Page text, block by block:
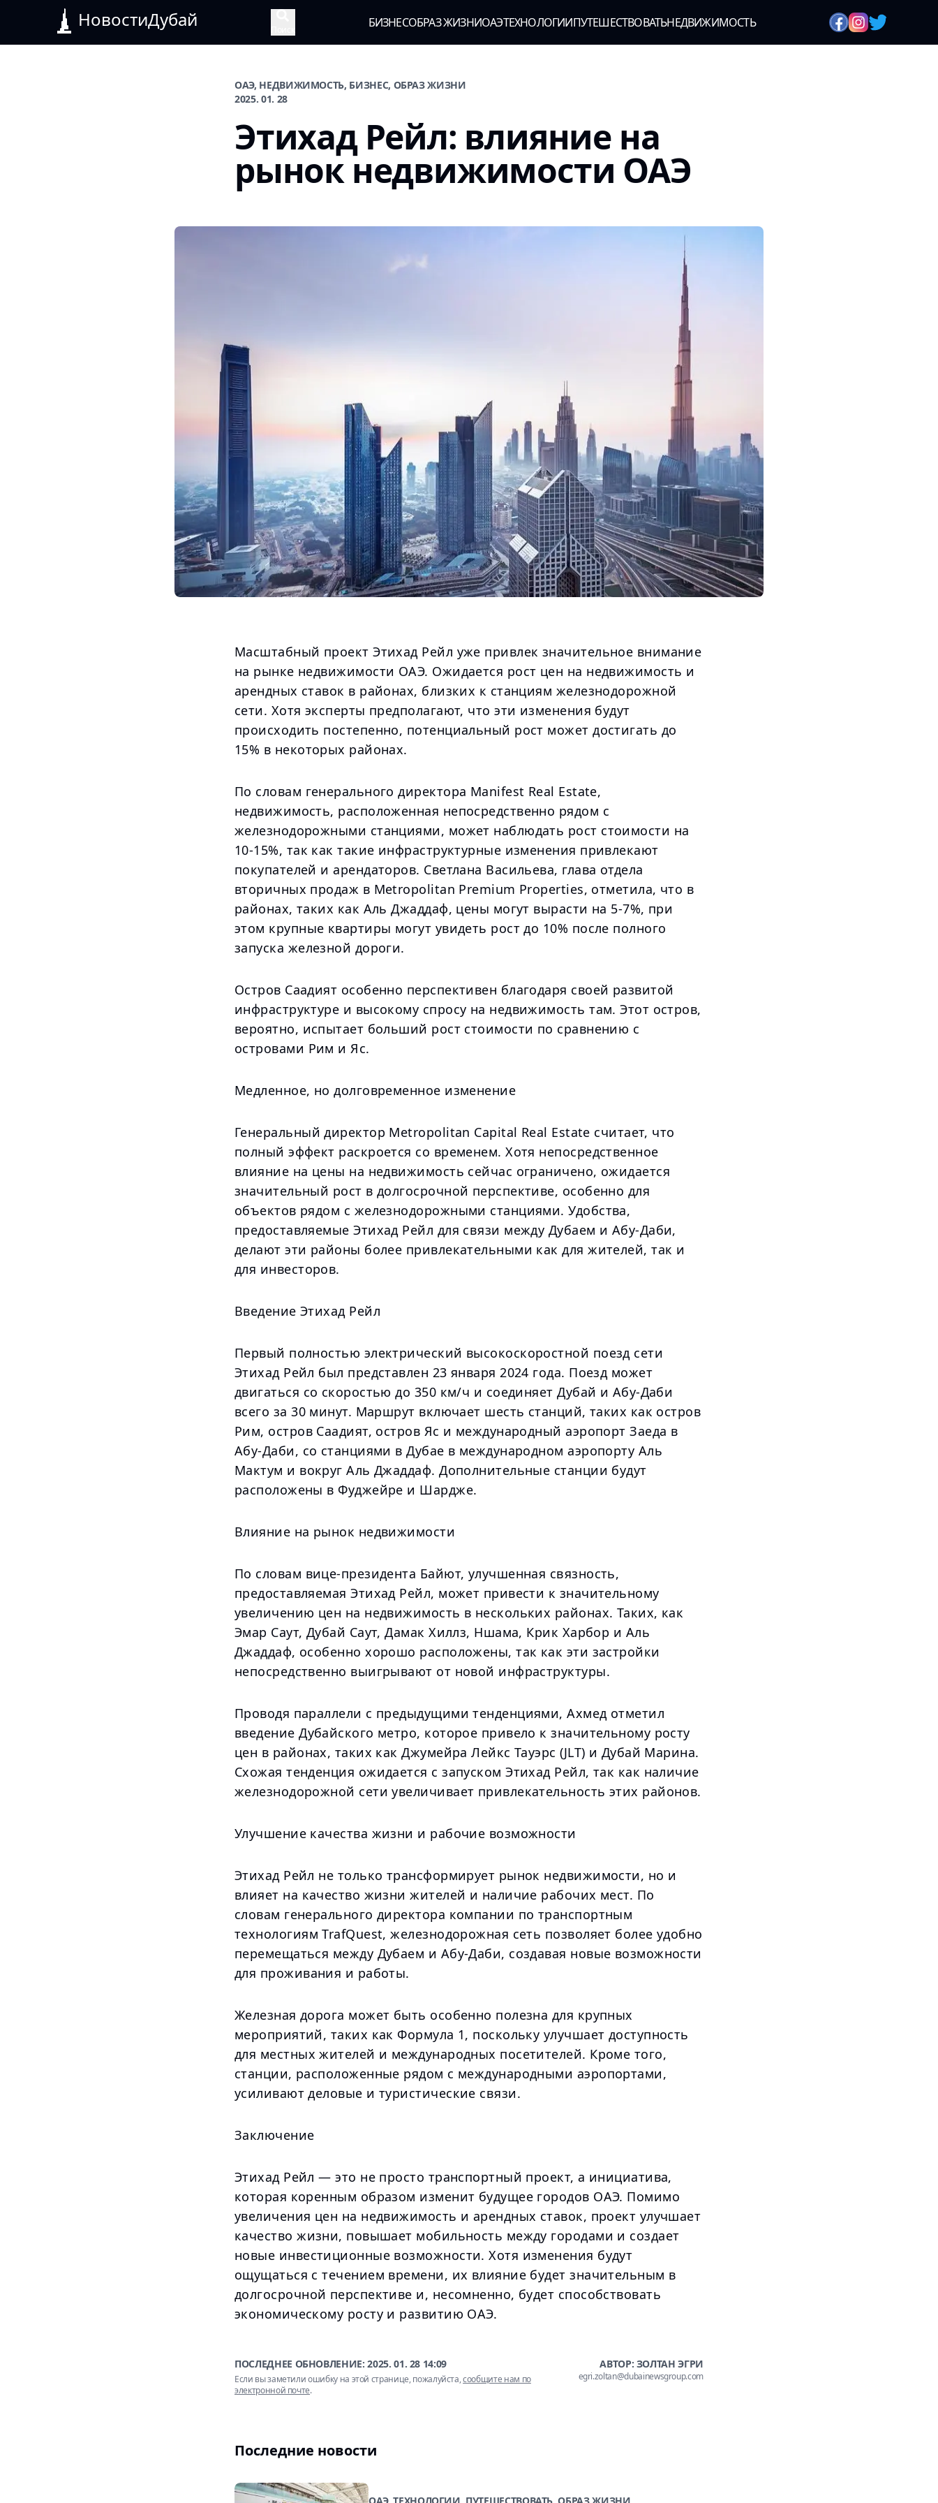
НовостиДубай БИЗНЕСОБРАЗ ЖИЗНИОАЭТЕХНОЛОГИИПУТЕШЕСТВОВАТЬНЕДВИЖИМОСТЬ
ОАЭ, НЕДВИЖИМОСТЬ, БИЗНЕС, ОБРАЗ ЖИЗНИ
2025. 01. 28
Этихад Рейл: влияние на
рынок недвижимости ОАЭ
Масштабный проект Этихад Рейл уже привлек значительное внимание
на рынке недвижимости ОАЭ. Ожидается рост цен на недвижимость и
арендных ставок в районах, близких к станциям железнодорожной
сети. Хотя эксперты предполагают, что эти изменения будут
происходить постепенно, потенциальный рост может достигать до
15% в некоторых районах.
По словам генерального директора Manifest Real Estate,
недвижимость, расположенная непосредственно рядом с
железнодорожными станциями, может наблюдать рост стоимости на
10-15%, так как такие инфраструктурные изменения привлекают
покупателей и арендаторов. Светлана Васильева, глава отдела
вторичных продаж в Metropolitan Premium Properties, отметила, что в
районах, таких как Аль Джаддаф, цены могут вырасти на 5-7%, при
этом крупные квартиры могут увидеть рост до 10% после полного
запуска железной дороги.
Остров Саадият особенно перспективен благодаря своей развитой
инфраструктуре и высокому спросу на недвижимость там. Этот остров,
вероятно, испытает больший рост стоимости по сравнению с
островами Рим и Яс.
Медленное, но долговременное изменение
Генеральный директор Metropolitan Capital Real Estate считает, что
полный эффект раскроется со временем. Хотя непосредственное
влияние на цены на недвижимость сейчас ограничено, ожидается
значительный рост в долгосрочной перспективе, особенно для
объектов рядом с железнодорожными станциями. Удобства,
предоставляемые Этихад Рейл для связи между Дубаем и Абу-Даби,
делают эти районы более привлекательными как для жителей, так и
для инвесторов.
Введение Этихад Рейл
Первый полностью электрический высокоскоростной поезд сети
Этихад Рейл был представлен 23 января 2024 года. Поезд может
двигаться со скоростью до 350 км/ч и соединяет Дубай и Абу-Даби
всего за 30 минут. Маршрут включает шесть станций, таких как остров
Рим, остров Саадият, остров Яс и международный аэропорт Заеда в
Абу-Даби, со станциями в Дубае в международном аэропорту Аль
Мактум и вокруг Аль Джаддаф. Дополнительные станции будут
расположены в Фуджейре и Шардже.
Влияние на рынок недвижимости
По словам вице-президента Байют, улучшенная связность,
предоставляемая Этихад Рейл, может привести к значительному
увеличению цен на недвижимость в нескольких районах. Таких, как
Эмар Саут, Дубай Саут, Дамак Хиллз, Ншама, Крик Харбор и Аль
Джаддаф, особенно хорошо расположены, так как эти застройки
непосредственно выигрывают от новой инфраструктуры.
Проводя параллели с предыдущими тенденциями, Ахмед отметил
введение Дубайского метро, которое привело к значительному росту
цен в районах, таких как Джумейра Лейкс Тауэрс (JLT) и Дубай Марина.
Схожая тенденция ожидается с запуском Этихад Рейл, так как наличие
железнодорожной сети увеличивает привлекательность этих районов.
Улучшение качества жизни и рабочие возможности
Этихад Рейл не только трансформирует рынок недвижимости, но и
влияет на качество жизни жителей и наличие рабочих мест. По
словам генерального директора компании по транспортным
технологиям TrafQuest, железнодорожная сеть позволяет более удобно
перемещаться между Дубаем и Абу-Даби, создавая новые возможности
для проживания и работы.
Железная дорога может быть особенно полезна для крупных
мероприятий, таких как Формула 1, поскольку улучшает доступность
для местных жителей и международных посетителей. Кроме того,
станции, расположенные рядом с международными аэропортами,
усиливают деловые и туристические связи.
Заключение
Этихад Рейл — это не просто транспортный проект, а инициатива,
которая коренным образом изменит будущее городов ОАЭ. Помимо
увеличения цен на недвижимость и арендных ставок, проект улучшает
качество жизни, повышает мобильность между городами и создает
новые инвестиционные возможности. Хотя изменения будут
ощущаться с течением времени, их влияние будет значительным в
долгосрочной перспективе и, несомненно, будет способствовать
экономическому росту и развитию ОАЭ.
ПОСЛЕДНЕЕ ОБНОВЛЕНИЕ:2025. 01. 28 14:09
Если вы заметили ошибку на этой странице, пожалуйста,сообщите нам по
электронной почте.
АВТОР: ЗОЛТАН ЭГРИ
egri.zoltan@dubainewsgroup.com
Последние новости